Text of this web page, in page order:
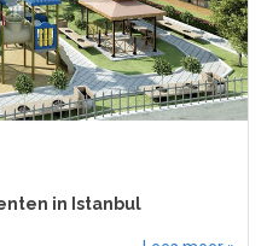
in Istanbul